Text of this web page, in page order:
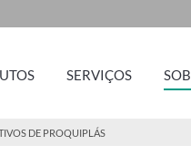
SERVIÇOS
DE PROQUIPLÁS